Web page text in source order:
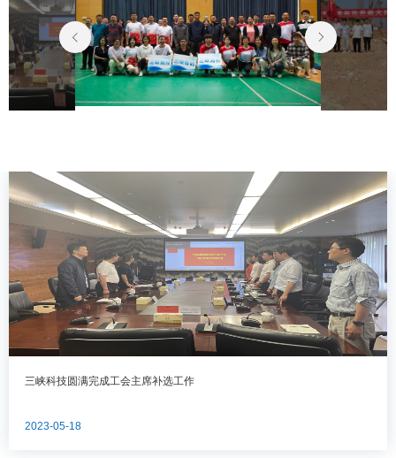
三峡科技圆满完成工会主席补选工作
2023-05-18